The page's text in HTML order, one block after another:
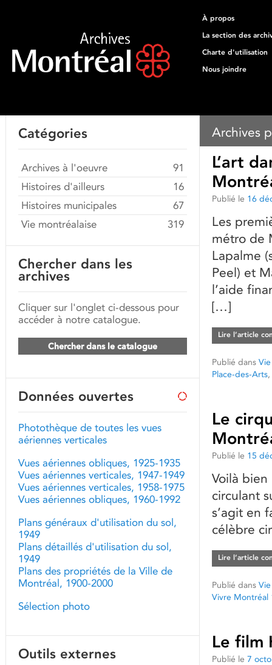
À propos
La section des
Charte d'utilisation
Nous joindre
Archives
L’art
Publié le 16
Les
métro de
Lapalme
Peel) et
l’aide
[…]
Lire l’article
Publié dans
Place-des-Arts,
Le
Publié le 15
Voilà
circulant
s’agit en
célèbre
Lire l’article
Publié dans
Vivre Montréal
Le film
Publié le 7
Catégories
Archives à l'oeuvre
91
Histoires d'ailleurs
16
Histoires municipales
67
Vie montréalaise
319
Chercher dans les
archives
Cliquer sur l'onglet ci-dessous pour
accéder à notre catalogue.
Chercher dans le catalogue
Données ouvertes
Photothèque de toutes les vues
aériennes verticales
Vues aériennes obliques, 1925-1935
Vues aériennes verticales, 1947-1949
Vues aériennes verticales, 1958-1975
Vues aériennes obliques, 1960-1992
Plans généraux d'utilisation du sol,
1949
Plans détaillés d'utilisation du sol,
1949
Plans des propriétés de la Ville de
Montréal, 1900-2000
Sélection photo
Outils externes